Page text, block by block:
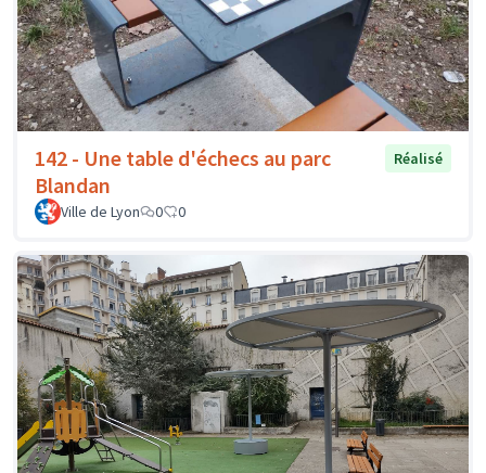
142 - Une table d'échecs au parc
Blandan
Réalisé
Ville de Lyon 0 0